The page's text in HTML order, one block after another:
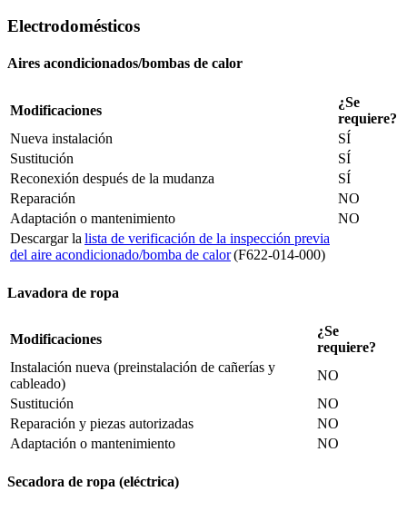
Electrodomésticos
Aires acondicionados/bombas de calor
Modificaciones
¿Se
requiere?
Nueva instalación
SÍ
Sustitución
SÍ
Reconexión después de la mudanza
SÍ
Reparación
NO
Adaptación o mantenimiento
NO
Descargar la lista de verificación de la inspección previa
del aire acondicionado/bomba de calor(F622-014-000)
Lavadora de ropa
Modificaciones
¿Se
requiere?
Instalación nueva (preinstalación de cañerías y
cableado)
NO
Sustitución
NO
Reparación y piezas autorizadas
NO
Adaptación o mantenimiento
NO
Secadora de ropa (eléctrica)